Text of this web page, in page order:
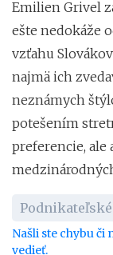
Emilien Grivel
ešte nedokáže
vzťahu
najmä ich
neznámych
potešením
preferencie, ale
Našli ste chybu či
vedieť.